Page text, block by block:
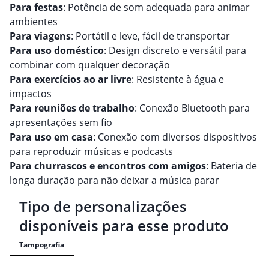
Para festas: Potência de som adequada para animar
ambientes
Para viagens: Portátil e leve, fácil de transportar
Para uso doméstico: Design discreto e versátil para
combinar com qualquer decoração
Para exercícios ao ar livre: Resistente à água e
impactos
Para reuniões de trabalho: Conexão Bluetooth para
apresentações sem fio
Para uso em casa: Conexão com diversos dispositivos
para reproduzir músicas e podcasts
Para churrascos e encontros com amigos: Bateria de
longa duração para não deixar a música parar
Tipo de personalizações
disponíveis para esse produto
Tampografia